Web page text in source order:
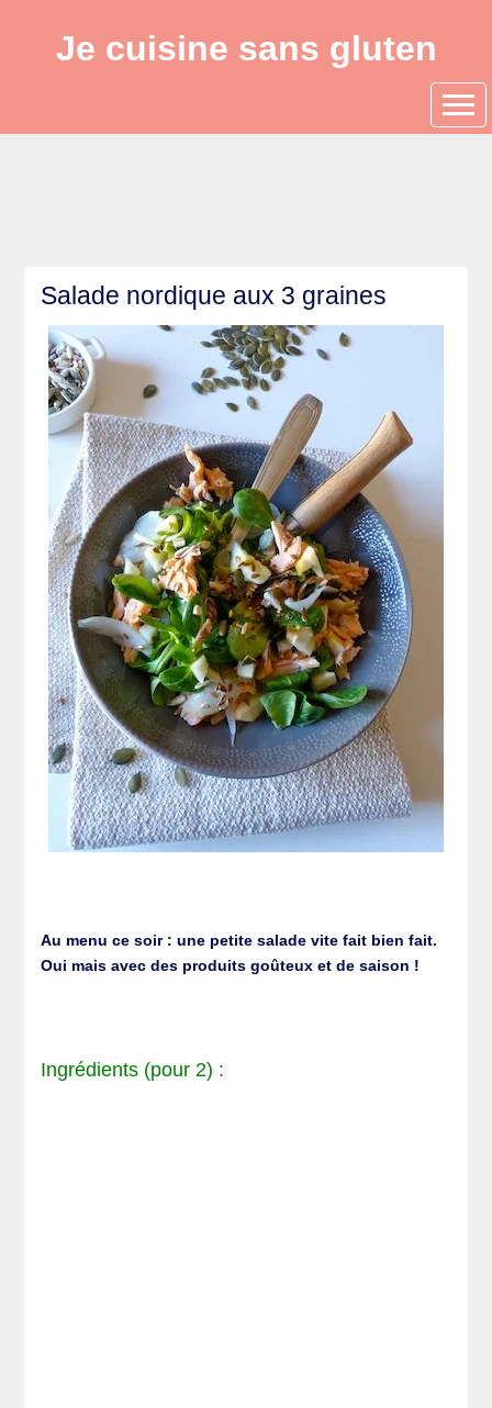
Je cuisine sans gluten
Salade nordique aux 3 graines
Au menu ce soir : une petite salade vite fait bien fait.
Oui mais avec des produits goûteux et de saison !
Ingrédients (pour 2) :